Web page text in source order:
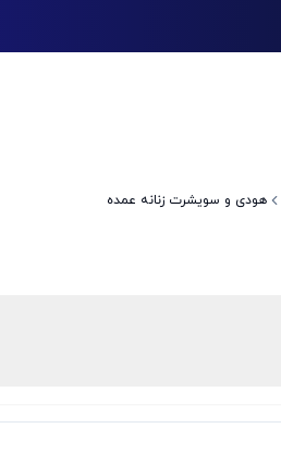
هودی و سویشرت زنانه عمده